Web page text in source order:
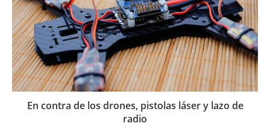
En contra de los drones, pistolas láser y lazo de
radio